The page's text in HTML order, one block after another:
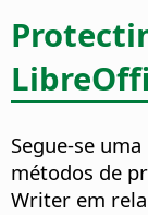
Segue-se
métodos de
Writer em